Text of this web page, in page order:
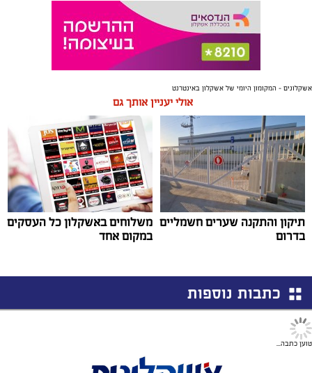
אשקלונים - המקומון היומי של אשקלון באינטרנט
אולי יעניין אותך גם
תיקון והתקנה שערים חשמליים
בדרום
משלוחים באשקלון כל העסקים
במקום אחד
כתבות נוספות
הבלוגים
למה לחלק מאיתנו אין ייעוד אחד ויחיד